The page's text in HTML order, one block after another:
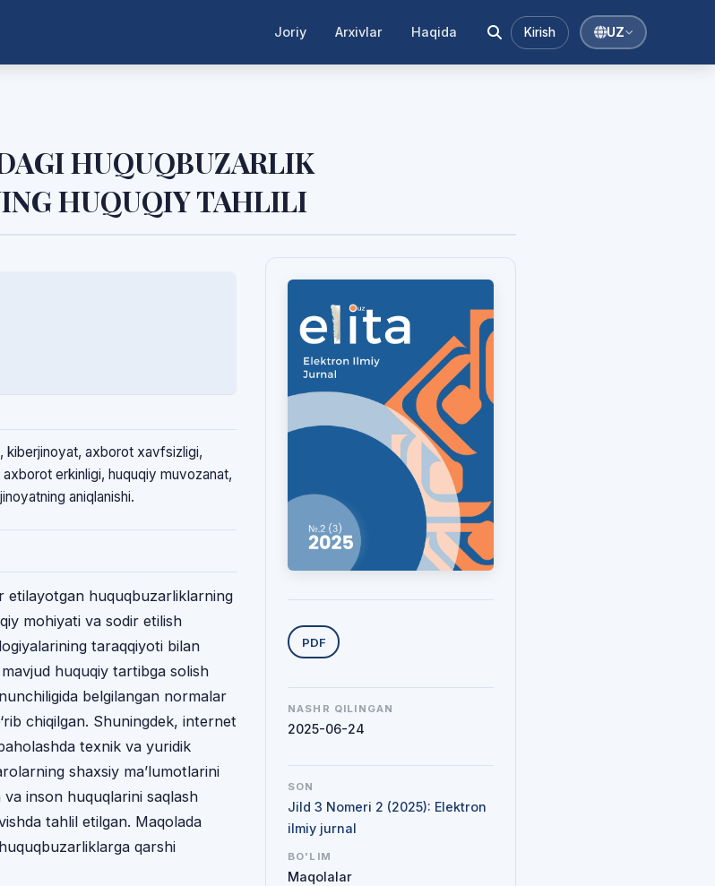
Joriy Arxivlar Haqida Kirish UZ
HUQUQBUZARLIK
HUQUQIY TAHLILI
kiberjinoyat, axborot xavfsizligi,
erkinligi, huquqiy muvozanat,
aniqlanishi.
etilayotgan huquqbuzarliklarning
mohiyati va sodir etilish
taraqqiyoti bilan
huquqiy tartibga solish
belgilangan normalar
chiqilgan. Shuningdek, internet
texnik va yuridik
shaxsiy ma’lumotlarini
inson huquqlarini saqlash
tahlil etilgan. Maqolada
qarshi
Yuklab olishlar
PDF
NASHR QILINGAN
2025-06-24
SON
Jild 3 Nomeri 2 (2025): Elektron
ilmiy jurnal
BO'LIM
Maqolalar